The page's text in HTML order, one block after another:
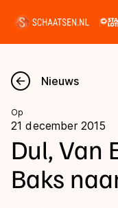
Nieuws
Kalender
Disciplines
Nieuws
Op
21 december 2015
Dul, Van
Baks